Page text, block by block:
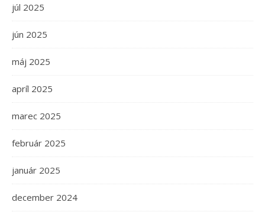
júl 2025
jún 2025
máj 2025
apríl 2025
marec 2025
február 2025
január 2025
december 2024